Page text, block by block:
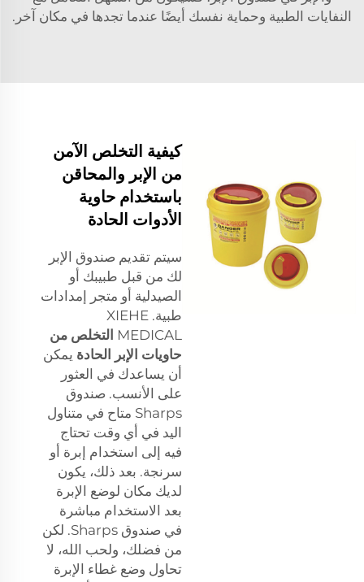
النفايات الطبية وحماية نفسك أيضًا عندما تجدها في مكان آخر.
كيفية التخلص الآمن
من الإبر والمحاقن
باستخدام حاوية
الأدوات الحادة
سيتم تقديم صندوق الإبر
لك من قبل طبيبك أو
الصيدلية أو متجر إمدادات
طبية. XIEHE
MEDICAL التخلص من
حاويات الإبر الحادة يمكن
أن يساعدك في العثور
على الأنسب. صندوق
Sharps متاح في متناول
اليد في أي وقت تحتاج
فيه إلى استخدام إبرة أو
سرنجة. بعد ذلك، يكون
لديك مكان لوضع الإبرة
بعد الاستخدام مباشرة
في صندوق Sharps. لكن
من فضلك، ولحب الله، لا
تحاول وضع غطاء الإبرة